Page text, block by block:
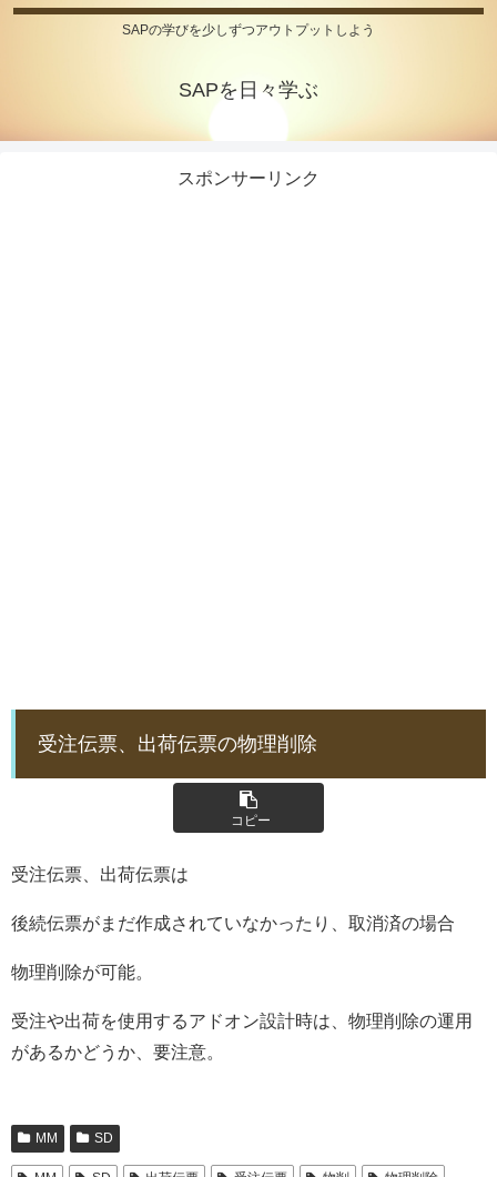
SAPの学びを少しずつアウトプットしよう
SAPを日々学ぶ
スポンサーリンク
受注伝票、出荷伝票の物理削除
コピー
受注伝票、出荷伝票は
後続伝票がまだ作成されていなかったり、取消済の場合
物理削除が可能。
受注や出荷を使用するアドオン設計時は、物理削除の運用
があるかどうか、要注意。
MM SD